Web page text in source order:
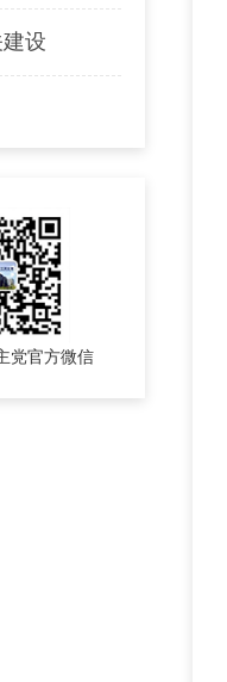
设
党官方微信